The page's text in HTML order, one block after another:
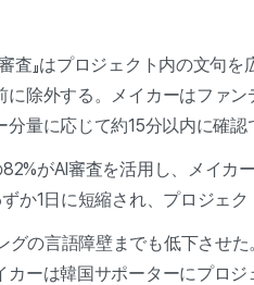
査』はプロジェクト内の文句
に除外する。メイカーはファ
量に応じて約15分以内に確認
がAI審査を活用し、メイカ
か1日に短縮され、プロジェ
グの言語障壁までも低下させ
カーは韓国サポーターにプロ